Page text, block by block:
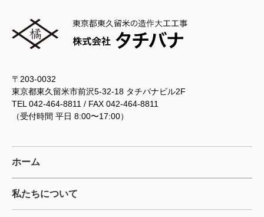
〒203-0032
東京都東久留米市前沢5-32-18 タチバナビル2F
TEL 042-464-8811 / FAX 042-464-8811
（受付時間 平日 8:00〜17:00）
ホーム
私たちについて